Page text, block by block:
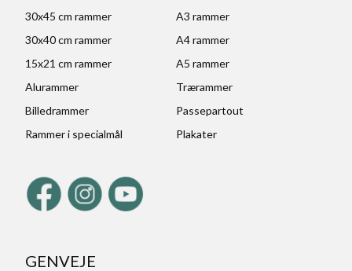
30x45 cm rammer
A3 rammer
30x40 cm rammer
A4 rammer
15x21 cm rammer
A5 rammer
Alurammer
Trærammer
Billedrammer
Passepartout
Rammer i specialmål
Plakater
GENVEJE